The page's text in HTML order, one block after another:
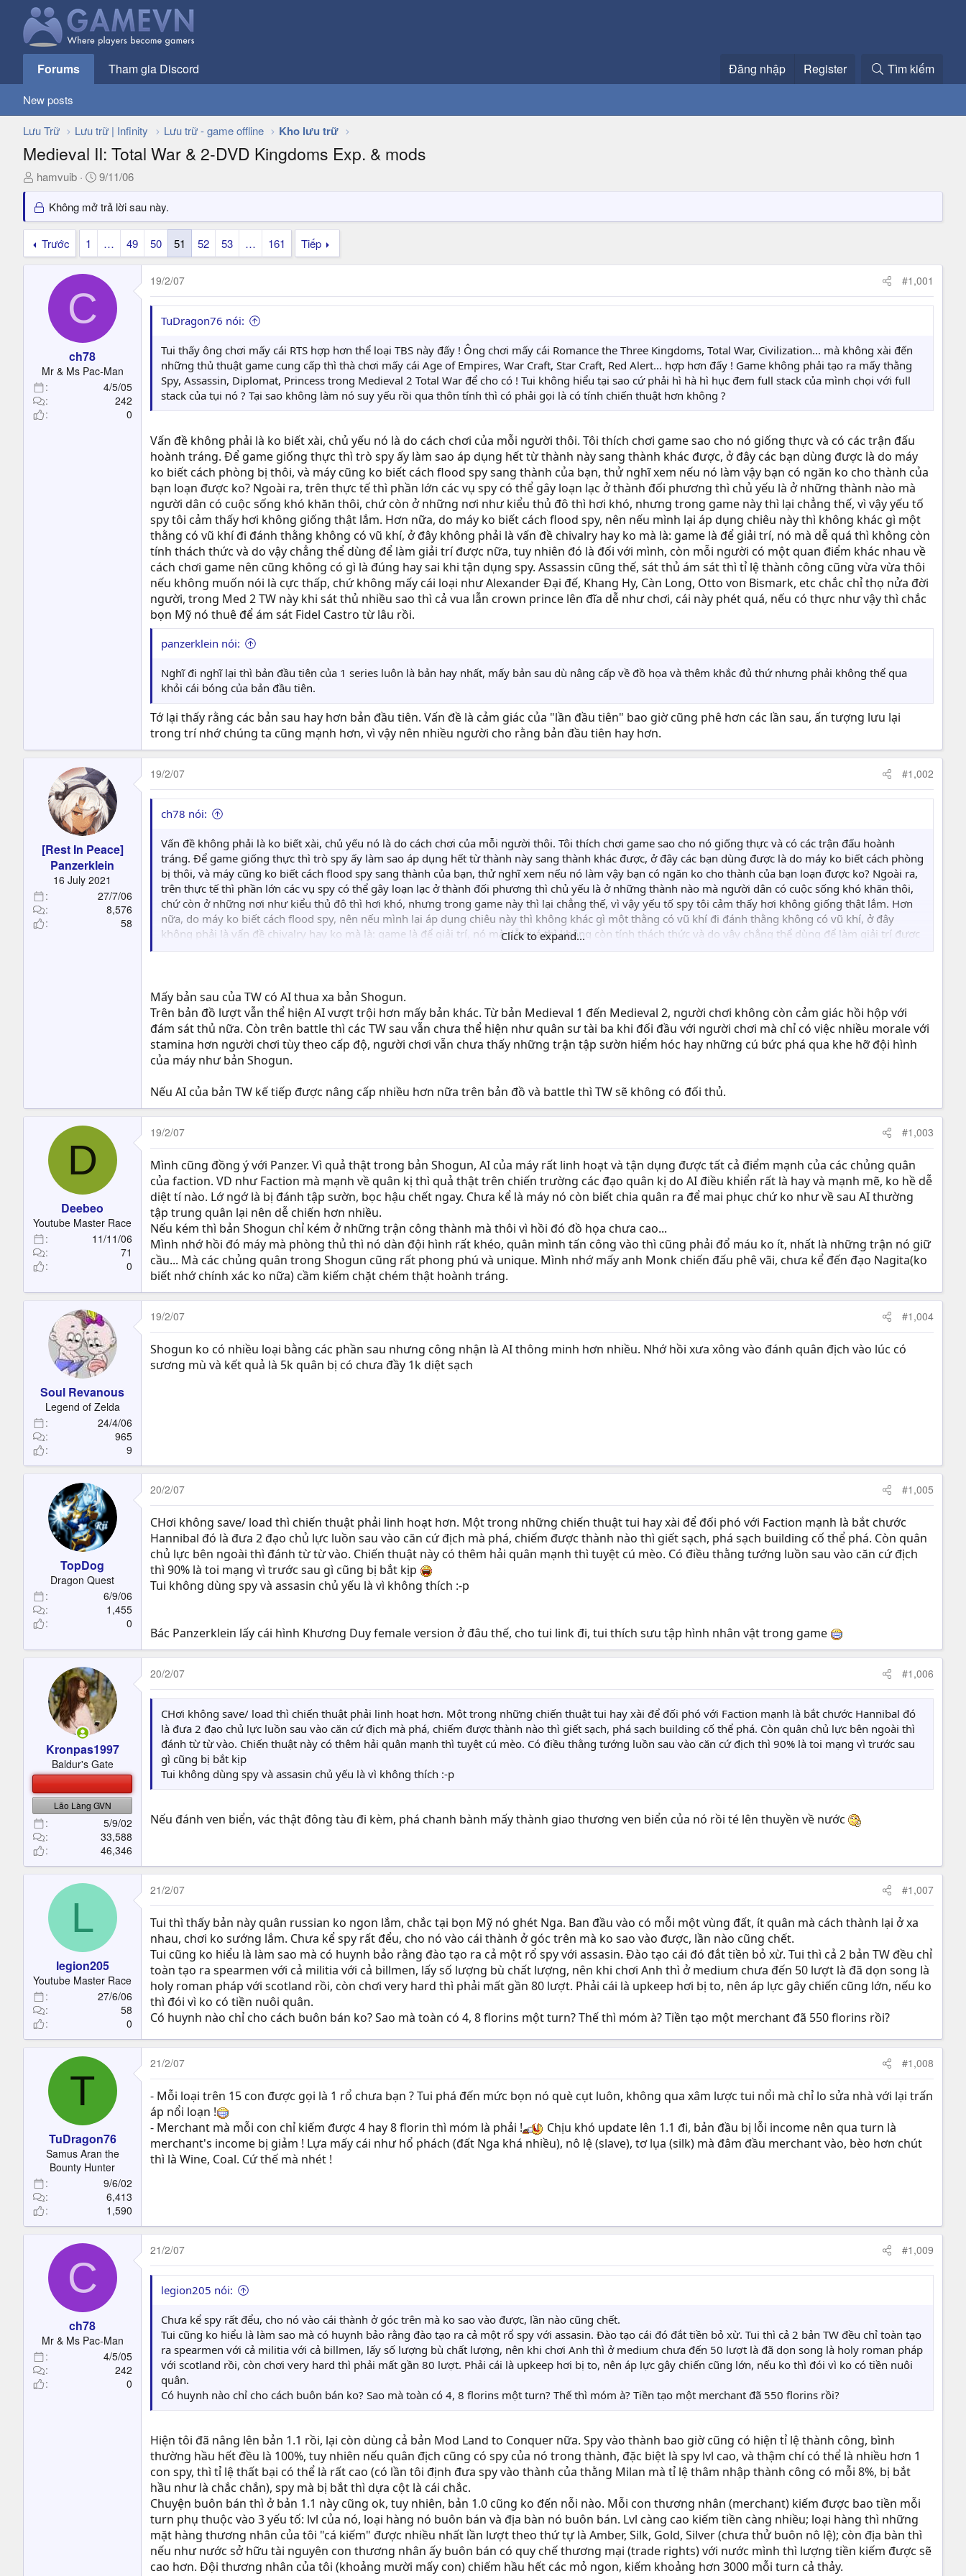
Forums Tham gia Discord Đăng nhập Register Tìm kiếm
New posts
Lưu Trữ Lưu trữ | Infinity Lưu trữ - game offline Kho lưu trữ
Medieval II: Total War & 2-DVD Kingdoms Exp. & mods
T
r
e
hamvuib
N
à
y
ử
9/11/06
Không mở trả lời sau này.
Trước 1 … 49 50 51 52 53 … 161 Tiếp
C
ch78
Mr & Ms Pac-Man
4/5/05
242
0
19/2/07 #1,001
TuDragon76 nói:
Tui thấy ông chơi mấy cái RTS hợp hơn thể loại TBS này đấy ! Ông chơi mấy cái Romance the Three Kingdoms, Total War, Civilization... mà không xài đến
những thủ thuật game cung cấp thì thà chơi mấy cái Age of Empires, War Craft, Star Craft, Red Alert... hợp hơn đấy ! Game không phải tạo ra mấy thằng
Spy, Assassin, Diplomat, Princess trong Medieval 2 Total War để cho có ! Tui không hiểu tại sao cứ phải hì hà hì hục đem full stack của mình chọi với full
stack của tụi nó ? Tại sao không làm nó suy yếu rồi qua thôn tính thì có phải gọi là có tính chiến thuật hơn không ?
Vấn đề không phải là ko biết xài, chủ yếu nó là do cách chơi của mỗi người thôi. Tôi thích chơi game sao cho nó giống thực và có các trận đấu
hoành tráng. Để game giống thực thì trò spy ấy làm sao áp dụng hết từ thành này sang thành khác được, ở đây các bạn dùng được là do máy
ko biết cách phòng bị thôi, và máy cũng ko biết cách flood spy sang thành của bạn, thử nghĩ xem nếu nó làm vậy bạn có ngăn ko cho thành của
bạn loạn được ko? Ngoài ra, trên thực tế thì phần lớn các vụ spy có thể gây loạn lạc ở thành đối phương thì chủ yếu là ở những thành nào mà
người dân có cuộc sống khó khăn thôi, chứ còn ở những nơi như kiểu thủ đô thì hơi khó, nhưng trong game này thì lại chẳng thế, vì vậy yếu tố
spy tôi cảm thấy hơi không giống thật lắm. Hơn nữa, do máy ko biết cách flood spy, nên nếu mình lại áp dụng chiêu này thì không khác gì một
thằng có vũ khí đi đánh thằng không có vũ khí, ở đây không phải là vấn đề chivalry hay ko mà là: game là để giải trí, nó mà dễ quá thì không còn
tính thách thức và do vậy chẳng thể dùng để làm giải trí được nữa, tuy nhiên đó là đối với mình, còn mỗi người có một quan điểm khác nhau về
cách chơi game nên cũng không có gì là đúng hay sai khi tận dụng spy. Assassin cũng thế, sát thủ ám sát thì tỉ lệ thành công cũng vừa vừa thôi
nếu không muốn nói là cực thấp, chứ không mấy cái loại như Alexander Đại đế, Khang Hy, Càn Long, Otto von Bismark, etc chắc chỉ thọ nửa đời
người, trong Med 2 TW này khi sát thủ nhiều sao thì cả vua lẫn crown prince lên đĩa dễ như chơi, cái này phét quá, nếu có thực như vậy thì chắc
bọn Mỹ nó thuê để ám sát Fidel Castro từ lâu rồi.
panzerklein nói:
Nghĩ đi nghĩ lại thì bản đầu tiên của 1 series luôn là bản hay nhất, mấy bản sau dù nâng cấp về đồ họa và thêm khắc đủ thứ nhưng phải không thể qua
khỏi cái bóng của bản đầu tiên.
Tớ lại thấy rằng các bản sau hay hơn bản đầu tiên. Vấn đề là cảm giác của "lần đầu tiên" bao giờ cũng phê hơn các lần sau, ấn tượng lưu lại
trong trí nhớ chúng ta cũng mạnh hơn, vì vậy nên nhiều người cho rằng bản đầu tiên hay hơn.
[Rest In Peace]
Panzerklein
16 July 2021
27/7/06
8,576
58
19/2/07 #1,002
ch78 nói:
Vấn đề không phải là ko biết xài, chủ yếu nó là do cách chơi của mỗi người thôi. Tôi thích chơi game sao cho nó giống thực và có các trận đấu hoành
tráng. Để game giống thực thì trò spy ấy làm sao áp dụng hết từ thành này sang thành khác được, ở đây các bạn dùng được là do máy ko biết cách phòng
bị thôi, và máy cũng ko biết cách flood spy sang thành của bạn, thử nghĩ xem nếu nó làm vậy bạn có ngăn ko cho thành của bạn loạn được ko? Ngoài ra,
trên thực tế thì phần lớn các vụ spy có thể gây loạn lạc ở thành đối phương thì chủ yếu là ở những thành nào mà người dân có cuộc sống khó khăn thôi,
chứ còn ở những nơi như kiểu thủ đô thì hơi khó, nhưng trong game này thì lại chẳng thế, vì vậy yếu tố spy tôi cảm thấy hơi không giống thật lắm. Hơn
nữa, do máy ko biết cách flood spy, nên nếu mình lại áp dụng chiêu này thì không khác gì một thằng có vũ khí đi đánh thằng không có vũ khí, ở đây
không phải là vấn đề chivalry hay ko mà là: game là để giải trí, nó mà dễ quá thì không còn tính thách thức và do vậy chẳng thể dùng để làm giải trí được
nữa, tuy nhiên đó là đối với mình, còn mỗi người có một quan điểm khác nhau về cách chơi game nên cũng không có gì là đúng hay sai khi tận dụng spy.
như chơi, cái này phét quá, nếu có thực như vậy thì chắc bọn Mỹ nó thuê để ám sát Fidel Castro từ lâu rồi.
Tớ lại thấy rằng các bản sau hay hơn bản đầu tiên. Vấn đề là cảm giác của "lần đầu tiên" bao giờ cũng phê hơn các lần sau, ấn tượng lưu lại trong trí nhớ
chúng ta cũng mạnh hơn, vì vậy nên nhiều người cho rằng bản đầu tiên hay hơn.
Click to expand...
Mấy bản sau của TW có AI thua xa bản Shogun.
Trên bản đồ lượt vẫn thể hiện AI vượt trội hơn mấy bản khác. Từ bản Medieval 1 đến Medieval 2, người chơi không còn cảm giác hồi hộp với
đám sát thủ nữa. Còn trên battle thì các TW sau vẫn chưa thể hiện như quân sư tài ba khi đối đầu với người chơi mà chỉ có việc nhiều morale với
stamina hơn người chơi tùy theo cấp độ, người chơi vẫn chưa thấy những trận tập sườn hiểm hóc hay những cú bức phá qua khe hỡ đội hình
của máy như bản Shogun.
Nếu AI của bản TW kế tiếp được nâng cấp nhiều hơn nữa trên bản đồ và battle thì TW sẽ không có đối thủ.
D
Deebeo
Youtube Master Race
11/11/06
71
0
19/2/07 #1,003
Mình cũng đồng ý với Panzer. Vì quả thật trong bản Shogun, AI của máy rất linh hoạt và tận dụng được tất cả điểm mạnh của các chủng quân
của faction. VD như Faction mà mạnh về quân kị thì quả thật trên chiến trường các đạo quân kị do AI điều khiển rất là hay và mạnh mẽ, ko hề dễ
diệt tí nào. Lớ ngớ là bị đánh tập sườn, bọc hậu chết ngay. Chưa kể là máy nó còn biết chia quân ra để mai phục chứ ko như về sau AI thường
tập trung quân lại nên dễ chiến hơn nhiều.
Nếu kém thì bản Shogun chỉ kém ở những trận công thành mà thôi vì hồi đó đồ họa chưa cao...
Mình nhớ hồi đó máy mà phòng thủ thì nó dàn đội hình rất khéo, quân mình tấn công vào thì cũng phải đổ máu ko ít, nhất là những trận nó giữ
cầu... Mà các chủng quân trong Shogun cũng rất phong phú và unique. Mình nhớ mấy anh Monk chiến đấu phê vãi, chưa kể đến đạo Nagita(ko
biết nhớ chính xác ko nữa) cầm kiếm chặt chém thật hoành tráng.
Soul Revanous
Legend of Zelda
24/4/06
965
9
19/2/07 #1,004
Shogun ko có nhiều loại bằng các phần sau nhưng công nhận là AI thông minh hơn nhiều. Nhớ hồi xưa xông vào đánh quân địch vào lúc có
sương mù và kết quả là 5k quân bị có chưa đầy 1k diệt sạch
TopDog
Dragon Quest
6/9/06
1,455
0
20/2/07 #1,005
CHơi không save/ load thì chiến thuật phải linh hoạt hơn. Một trong những chiến thuật tui hay xài để đối phó với Faction mạnh là bắt chước
Hannibal đó là đưa 2 đạo chủ lực luồn sau vào căn cứ địch mà phá, chiếm được thành nào thì giết sạch, phá sạch building cố thể phá. Còn quân
chủ lực bên ngoài thì đánh từ từ vào. Chiến thuật này có thêm hải quân mạnh thì tuyệt cú mèo. Có điều thằng tướng luồn sau vào căn cứ địch
thì 90% là toi mạng vì trước sau gì cũng bị bắt kịp
Tui không dùng spy và assasin chủ yếu là vì không thích :-p
Bác Panzerklein lấy cái hình Khương Duy female version ở đâu thế, cho tui link đi, tui thích sưu tập hình nhân vật trong game
Kronpas1997
Baldur's Gate
Lão Làng GVN
5/9/02
33,588
46,346
20/2/07 #1,006
CHơi không save/ load thì chiến thuật phải linh hoạt hơn. Một trong những chiến thuật tui hay xài để đối phó với Faction mạnh là bắt chước Hannibal đó
là đưa 2 đạo chủ lực luồn sau vào căn cứ địch mà phá, chiếm được thành nào thì giết sạch, phá sạch building cố thể phá. Còn quân chủ lực bên ngoài thì
đánh từ từ vào. Chiến thuật này có thêm hải quân mạnh thì tuyệt cú mèo. Có điều thằng tướng luồn sau vào căn cứ địch thì 90% là toi mạng vì trước sau
gì cũng bị bắt kịp
Tui không dùng spy và assasin chủ yếu là vì không thích :-p
Nếu đánh ven biển, vác thật đông tàu đi kèm, phá chanh bành mấy thành giao thương ven biển của nó rồi té lên thuyền về nước
L
legion205
Youtube Master Race
27/6/06
58
0
21/2/07 #1,007
Tui thì thấy bản này quân russian ko ngon lắm, chắc tại bọn Mỹ nó ghét Nga. Ban đầu vào có mỗi một vùng đất, ít quân mà cách thành lại ở xa
nhau, chơi ko sướng lắm. Chưa kể spy rất đểu, cho nó vào cái thành ở góc trên mà ko sao vào được, lần nào cũng chết.
Tui cũng ko hiểu là làm sao mà có huynh bảo rằng đào tạo ra cả một rổ spy với assasin. Đào tạo cái đó đắt tiền bỏ xừ. Tui thì cả 2 bản TW đều chỉ
toàn tạo ra spearmen với cả militia với cả billmen, lấy số lượng bù chất lượng, nên khi chơi Anh thì ở medium chưa đến 50 lượt là đã dọn song là
holy roman pháp với scotland rồi, còn chơi very hard thì phải mất gần 80 lượt. Phải cái là upkeep hơi bị to, nên áp lực gây chiến cũng lớn, nếu ko
thì đói vì ko có tiền nuôi quân.
Có huynh nào chỉ cho cách buôn bán ko? Sao mà toàn có 4, 8 florins một turn? Thế thì móm à? Tiền tạo một merchant đã 550 florins rồi?
T
TuDragon76
Samus Aran the
Bounty Hunter
9/6/02
6,413
1,590
21/2/07 #1,008
- Mỗi loại trên 15 con được gọi là 1 rổ chưa bạn ? Tui phá đến mức bọn nó què cụt luôn, không qua xâm lược tui nổi mà chỉ lo sửa nhà với lại trấn
áp nổi loạn !
- Merchant mà mỗi con chỉ kiếm được 4 hay 8 florin thì móm là phải !
Chịu khó update lên 1.1 đi, bản đầu bị lỗi income nên qua turn là
merchant's income bị giảm ! Lựa mấy cái như hổ phách (đất Nga khá nhiều), nô lệ (slave), tơ lụa (silk) mà đâm đầu merchant vào, bèo hơn chút
thì là Wine, Coal. Cứ thế mà nhét !
C
ch78
Mr & Ms Pac-Man
4/5/05
242
0
21/2/07 #1,009
legion205 nói:
Chưa kể spy rất đểu, cho nó vào cái thành ở góc trên mà ko sao vào được, lần nào cũng chết.
Tui cũng ko hiểu là làm sao mà có huynh bảo rằng đào tạo ra cả một rổ spy với assasin. Đào tạo cái đó đắt tiền bỏ xừ. Tui thì cả 2 bản TW đều chỉ toàn tạo
ra spearmen với cả militia với cả billmen, lấy số lượng bù chất lượng, nên khi chơi Anh thì ở medium chưa đến 50 lượt là đã dọn song là holy roman pháp
với scotland rồi, còn chơi very hard thì phải mất gần 80 lượt. Phải cái là upkeep hơi bị to, nên áp lực gây chiến cũng lớn, nếu ko thì đói vì ko có tiền nuôi
quân.
Có huynh nào chỉ cho cách buôn bán ko? Sao mà toàn có 4, 8 florins một turn? Thế thì móm à? Tiền tạo một merchant đã 550 florins rồi?
Hiện tôi đã nâng lên bản 1.1 rồi, lại còn dùng cả bản Mod Land to Conquer nữa. Spy vào thành bao giờ cũng có hiện tỉ lệ thành công, bình
thường hầu hết đều là 100%, tuy nhiên nếu quân địch cũng có spy của nó trong thành, đặc biệt là spy lvl cao, và thậm chí có thể là nhiều hơn 1
con spy, thì tỉ lệ thất bại có thể là rất cao (có lần tôi định đưa spy vào thành của thằng Milan mà tỉ lệ thâm nhập thành công có mỗi 8%, bị bắt
hầu như là chắc chắn), spy mà bị bắt thì dựa cột là cái chắc.
Chuyện buôn bán thì ở bản 1.1 này cũng ok, tuy nhiên, bản 1.0 cũng ko đến nỗi nào. Mỗi con thương nhân (merchant) kiếm được bao tiền mỗi
turn phụ thuộc vào 3 yếu tố: lvl của nó, loại hàng nó buôn bán và địa bàn nó buôn bán. Lvl càng cao kiếm tiền càng nhiều; loại hàng thì những
mặt hàng thương nhân của tôi "cá kiếm" được nhiều nhất lần lượt theo thứ tự là Amber, Silk, Gold, Silver (chưa thử buôn nô lệ); còn địa bàn thì
nếu như nước sở hữu tài nguyên con thương nhân ấy buôn bán có quy chế thương mại (trade rights) với nước mình thì lượng tiền kiếm được sẽ
cao hơn. Đội thương nhân của tôi (khoảng mười mấy con) chiếm hầu hết các mỏ ngon, kiếm khoảng hơn 3000 mỗi turn cả thảy.